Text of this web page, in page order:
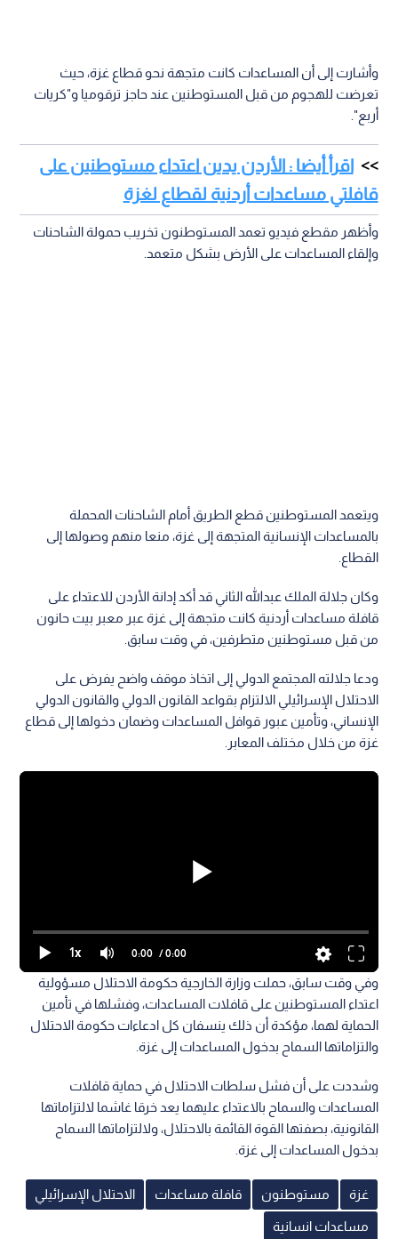
وأشارت إلى أن المساعدات كانت متجهة نحو قطاع غزة، حيث
تعرضت للهجوم من قبل المستوطنين عند حاجز ترقوميا و"كريات
أربع".
اقرأ أيضا : الأردن يدين اعتداء مستوطنين على
قافلتي مساعدات أردنية لقطاع لغزة
وأظهر مقطع فيديو تعمد المستوطنون تخريب حمولة الشاحنات
وإلقاء المساعدات على الأرض بشكل متعمد.
ويتعمد المستوطنين قطع الطريق أمام الشاحنات المحملة
بالمساعدات الإنسانية المتجهة إلى غزة، منعا منهم وصولها إلى
القطاع.
وكان جلالة الملك عبدالله الثاني قد أكد إدانة الأردن للاعتداء على
قافلة مساعدات أردنية كانت متجهة إلى غزة عبر معبر بيت حانون
من قبل مستوطنين متطرفين، في وقت سابق.
ودعا جلالته المجتمع الدولي إلى اتخاذ موقف واضح يفرض على
الاحتلال الإسرائيلي الالتزام بقواعد القانون الدولي والقانون الدولي
الإنساني، وتأمين عبور قوافل المساعدات وضمان دخولها إلى قطاع
غزة من خلال مختلف المعابر.
1x 0:00 / 0:00
وفي وقت سابق، حملت وزارة الخارجية حكومة الاحتلال مسؤولية
اعتداء المستوطنين على قافلات المساعدات، وفشلها في تأمين
الحماية لهما، مؤكدة أن ذلك ينسفان كل ادعاءات حكومة الاحتلال
والتزاماتها السماح بدخول المساعدات إلى غزة.
وشددت على أن فشل سلطات الاحتلال في حماية قافلات
المساعدات والسماح بالاعتداء عليهما يعد خرقا غاشما لالتزاماتها
القانونية، بصفتها القوة القائمة بالاحتلال، ولالتزاماتها السماح
بدخول المساعدات إلى غزة.
غزة مستوطنون قافلة مساعدات الاحتلال الإسرائيلي
مساعدات انسانية